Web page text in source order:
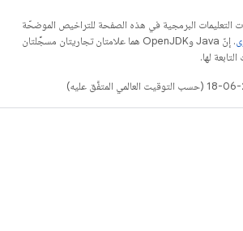
البرمجية في هذه الصفحة للتراخيص الموضحّة
. إنّ Java وOpenJDK هما علامتان تجاريتان مسجَّلتان